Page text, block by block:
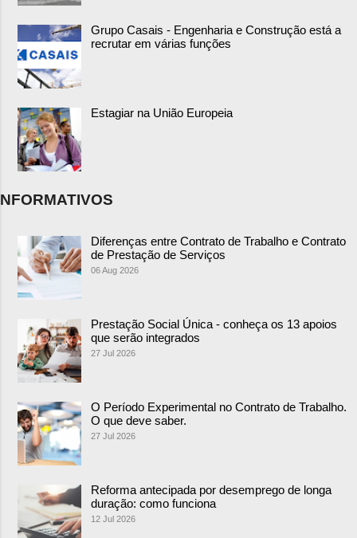
Grupo Casais - Engenharia e Construção está a
recrutar em várias funções
Estagiar na União Europeia
NFORMATIVOS
Diferenças entre Contrato de Trabalho e Contrato
de Prestação de Serviços
06 Aug 2026
Prestação Social Única - conheça os 13 apoios
que serão integrados
27 Jul 2026
O Período Experimental no Contrato de Trabalho.
O que deve saber.
27 Jul 2026
Reforma antecipada por desemprego de longa
duração: como funciona
12 Jul 2026